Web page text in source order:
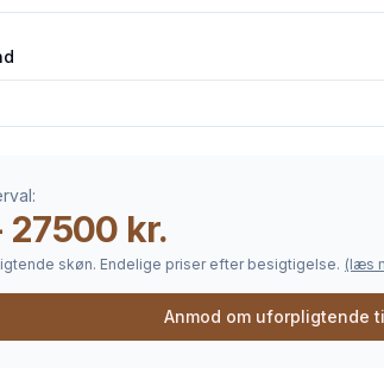
kr.
skøn. Endelige priser efter besigtigelse. (læs
Anmod om uforpligtende